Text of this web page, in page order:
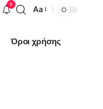
9
Font
Aa
Όροι χρήσης